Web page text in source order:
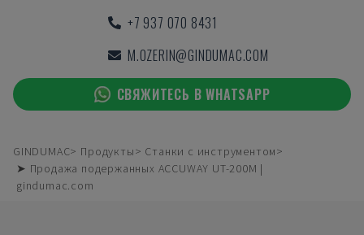
+7 937 070 8431
M.OZERIN@GINDUMAC.COM
СВЯЖИТЕСЬ В WHATSAPP
GINDUMAC Продукты
Станки с инструментом
➤ Продажа подержанных ACCUWAY UT-200M |
gindumac.com